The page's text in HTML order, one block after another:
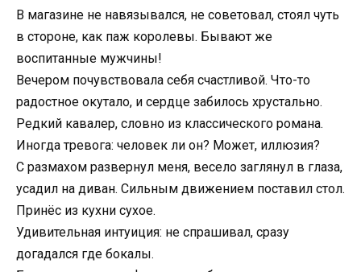
В магазине не навязывался, не советовал, стоял чуть
в стороне, как паж королевы. Бывают же
воспитанные мужчины!
Вечером почувствовала себя счастливой. Что-то
радостное окутало, и сердце забилось хрустально.
Редкий кавалер, словно из классического романа.
Иногда тревога: человек ли он? Может, иллюзия?
С размахом развернул меня, весело заглянул в глаза,
усадил на диван. Сильным движением поставил стол.
Принёс из кухни сухое.
Удивительная интуиция: не спрашивал, сразу
догадался где бокалы.